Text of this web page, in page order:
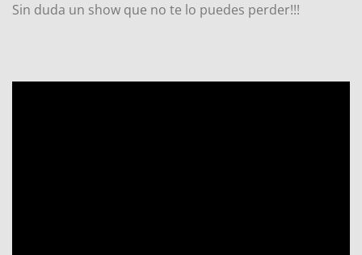
Sin duda un show que no te lo puedes perder!!!